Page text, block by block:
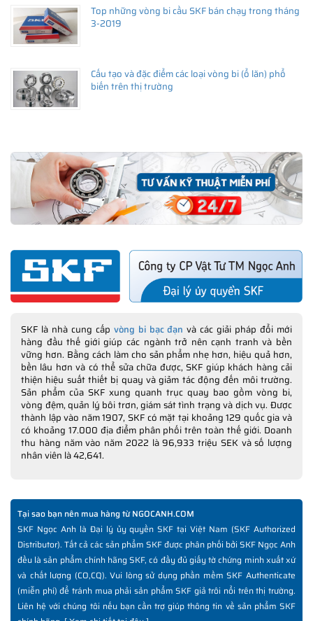
Top những vòng bi cầu SKF bán chạy trong tháng
3-2019
Cấu tạo và đặc điểm các loại vòng bi (ổ lăn) phổ
biến trên thị trường
SKF là nhà cung cấp vòng bi bạc đạn và các giải pháp đổi mới
hàng đầu thế giới giúp các ngành trở nên cạnh tranh và bền
vững hơn. Bằng cách làm cho sản phẩm nhẹ hơn, hiệu quả hơn,
bền lâu hơn và có thể sửa chữa được, SKF giúp khách hàng cải
thiện hiệu suất thiết bị quay và giảm tác động đến môi trường.
Sản phẩm của SKF xung quanh trục quay bao gồm vòng bi,
vòng đệm, quản lý bôi trơn, giám sát tình trạng và dịch vụ. Được
thành lập vào năm 1907, SKF có mặt tại khoảng 129 quốc gia và
có khoảng 17.000 địa điểm phân phối trên toàn thế giới. Doanh
thu hàng năm vào năm 2022 là 96,933 triệu SEK và số lượng
nhân viên là 42,641.
Tại sao bạn nên mua hàng từ NGOCANH.COM
SKF Ngọc Anh là Đại lý ủy quyền SKF tại Việt Nam (SKF Authorized
Distributor). Tất cả các sản phẩm SKF được phân phối bởi SKF Ngọc Anh
đều là sản phẩm chính hãng SKF, có đầy đủ giấy tờ chứng minh xuất xứ
và chất lượng (CO,CQ). Vui lòng sử dụng phần mềm SKF Authenticate
(miễn phí) để tránh mua phải sản phẩm SKF giả trôi nổi trên thị trường.
Liên hệ với chúng tôi nếu bạn cần trợ giúp thông tin về sản phẩm SKF